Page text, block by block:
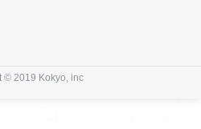
© 2019 Kokyo, inc